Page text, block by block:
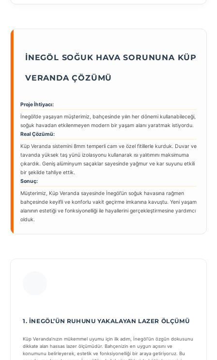
İNEGÖL SOĞUK HAVA SORUNUNA KÜP
VERANDA ÇÖZÜMÜ
Proje İhtiyacı:
İnegöl’de yaşayan müşterimiz, bahçesinde yılın her dönemi kullanabileceği,
soğuk havadan etkilenmeyen modern bir yaşam alanı yaratmak istiyordu.
Real Çözümü:
Küp Veranda sistemini 8mm temperli cam ve özel fitillerle kurduk. Duvar ve
tavanda yüksek taş yünü izolasyonu kullanarak ısı yalıtımını maksimuma
çıkardık. Geniş alüminyum saçaklar sayesinde yağmur ve kar suyunu etkili
bir şekilde tahliye ettik.
Sonuç:
Müşterimiz, Küp Veranda sayesinde İnegöl’ün soğuk havasına rağmen
bahçesinde keyifli ve konforlu vakit geçirme imkanına kavuştu. Yeni yaşam
alanının estetiği ve fonksiyonelliği ile hayallerini gerçekleştirmesine yardımcı
olduk.
1. İNEGÖL’ÜN RUHUNU YAKALAYAN LAZER ÖLÇÜMÜ
Küp Veranda’nızın mükemmel uyumu için ilk adım, İnegöl’ün özgün dokusunu
dikkate alan hassas lazer ölçümüdür. Bahçenizin en uygun açısını ve
konumunu belirleyerek, estetik ve fonksiyonelliği bir araya getiriyoruz. Bu